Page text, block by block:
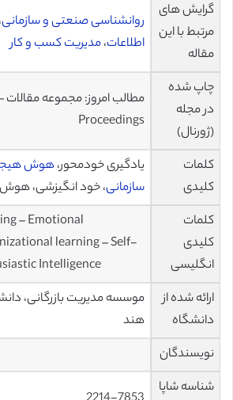
گرایش های
مرتبط با این
مقاله
روانشناسی صنعتی و سازمانی،
اطلاعات،مدیریت کسب و کار
چاپ شده
در مجله
(ژورنال)
Proceedings
کلمات
کلیدی
یادگیری خودمحور،هوش
سازمانی، خود انگیزشی،
کلمات
کلیدی
انگلیسی
– Emotional
learning – Self-
Intelligence
ارائه شده از
دانشگاه
هند
نویسندگان
شناسه شاپا